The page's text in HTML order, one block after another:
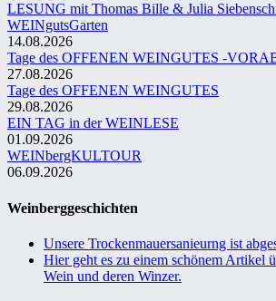
LESUNG mit Thomas Bille & Julia
WEINgutsGarten
14.08.2026
Tage des OFFENEN WEINGUTES -
27.08.2026
Tage des OFFENEN WEINGUTES
29.08.2026
EIN TAG in der WEINLESE
01.09.2026
WEINbergKULTOUR
06.09.2026
Weinberggeschichten
Unsere Trockenmauersanieurng ist
Hier geht es zu einem schönem Artikel
Wein und deren Winzer.